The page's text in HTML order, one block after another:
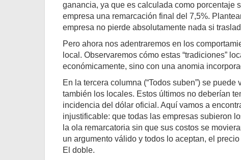
ganancia, ya que es calculada como porcentaje
empresa una remarcación final del 7,5%.
empresa no pierde absolutamente nada si
Pero ahora nos adentraremos en los
local. Observaremos cómo estas “tradiciones”
económicamente, sino con una anomia
En la tercera columna (“Todos suben”) se
también los locales. Estos últimos no deberían
incidencia del dólar oficial. Aquí vamos a
injustificable: que todas las empresas subieron
la ola remarcatoria sin que sus costos se
un argumento válido y todos lo aceptan, el
El doble.